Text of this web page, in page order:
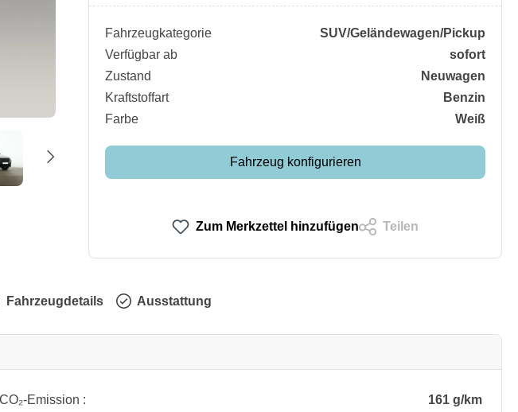
Fahrzeugkategorie
SUV/​Geländewagen/​Pickup
Verfügbar ab
sofort
Zustand
Neuwagen
Kraftstoffart
Benzin
Farbe
Weiß
Fahrzeug konfigurieren
Zum Merkzettel hinzufügen Teilen
Fahrzeugdetails Ausstattung
CO₂-Emission :
161 g/km